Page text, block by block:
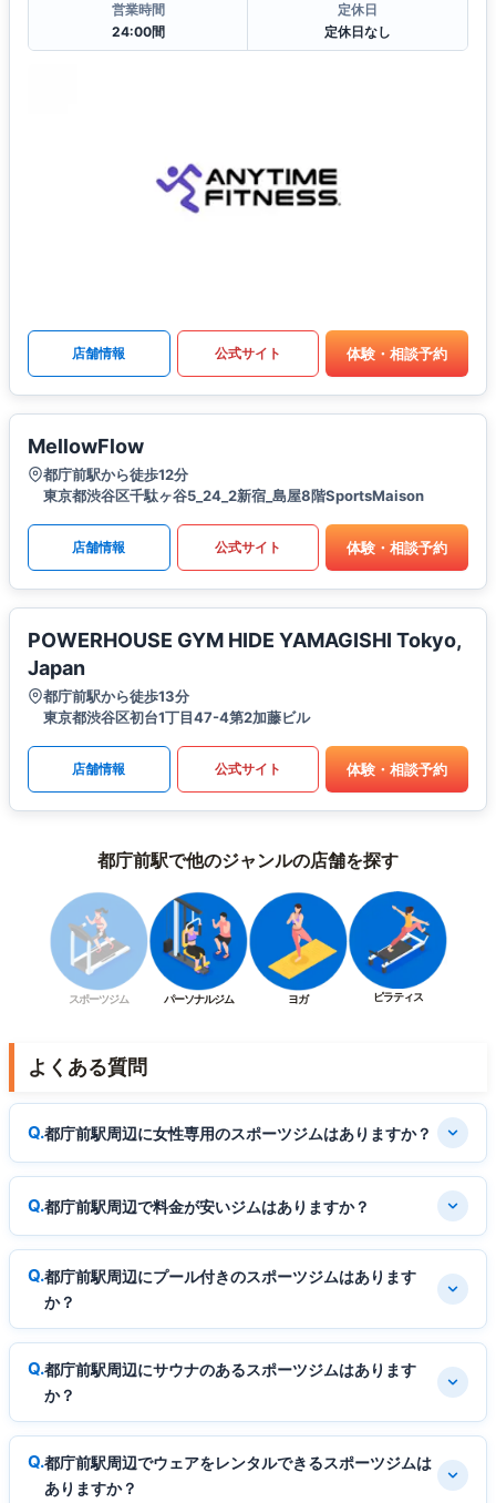
営業時間
24:00間
定休日
定休日なし
店舗情報 公式サイト 体験・相談予約
MellowFlow
都庁前駅から徒歩12分
東京都渋谷区千駄ヶ谷5_24_2新宿_島屋8階SportsMaison
店舗情報 公式サイト 体験・相談予約
POWERHOUSE GYM HIDE YAMAGISHI Tokyo,
Japan
都庁前駅から徒歩13分
東京都渋谷区初台1丁目47-4第2加藤ビル
店舗情報 公式サイト 体験・相談予約
都庁前駅で他のジャンルの店舗を探す
スポーツジム パーソナルジム ヨガ ピラティス
よくある質問
都庁前駅周辺に女性専用のスポーツジムはありますか？
都庁前駅周辺で料金が安いジムはありますか？
都庁前駅周辺にプール付きのスポーツジムはあります
か？
都庁前駅周辺にサウナのあるスポーツジムはあります
か？
都庁前駅周辺でウェアをレンタルできるスポーツジムは
ありますか？